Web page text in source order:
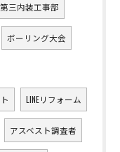
第三内装工事部
ボーリング大会
LINEリフォーム
アスベスト調査者